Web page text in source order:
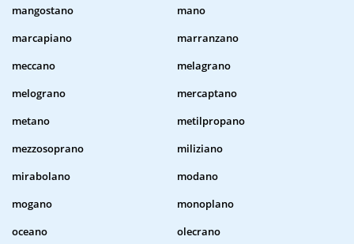
mangostano
mano
marcapiano
marranzano
meccano
melagrano
melograno
mercaptano
metano
metilpropano
mezzosoprano
miliziano
mirabolano
modano
mogano
monoplano
oceano
olecrano